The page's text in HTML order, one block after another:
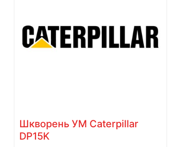
Шкворень УМ Caterpillar
DP15K